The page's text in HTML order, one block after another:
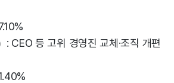
: CEO 등 고위 경영진 교체·조직 개편